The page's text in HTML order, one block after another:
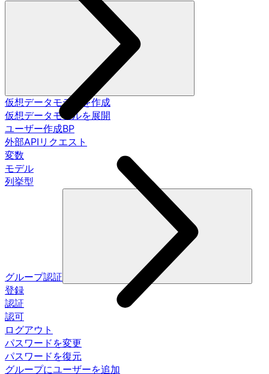
仮想データモデルを作成
仮想データモデルを展開
ユーザー作成BP
外部APIリクエスト
変数
モデル
列挙型
グループ認証
登録
認証
認可
ログアウト
パスワードを変更
パスワードを復元
グループにユーザーを追加